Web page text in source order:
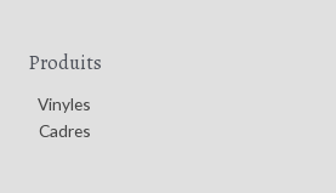
Produits
Vinyles
Cadres